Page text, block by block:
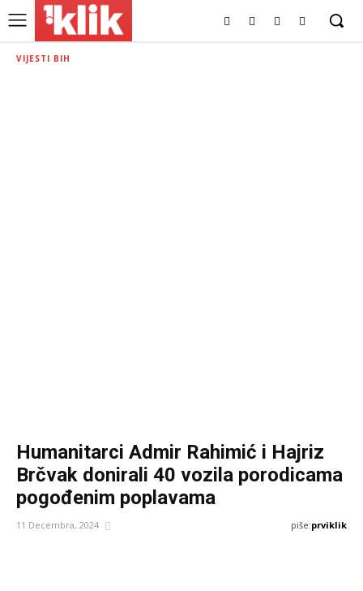
VIJESTI BIH
Humanitarci Admir Rahimić i Hajriz
Brčvak donirali 40 vozila porodicama
pogođenim poplavama
11 Decembra, 2024 piše:prviklik